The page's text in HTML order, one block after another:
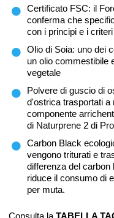
Certificato FSC: il
conferma che
con i principi e i
Olio di Soia: uno dei
un olio commestibile
vegetale
Polvere di guscio di
d'ostrica trasportati a
componente
di Naturprene 2 di
Carbon Black
vengono triturati e
differenza del carbon
riduce il consumo di
per muta.